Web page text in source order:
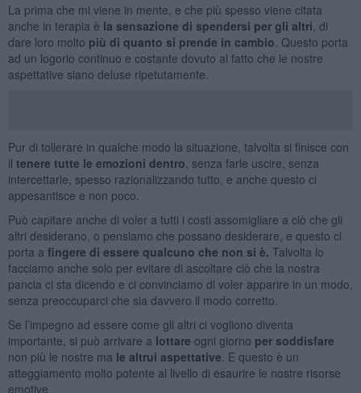
La prima che mi viene in mente, e che più spesso viene citata
anche in terapia è la sensazione di spendersi per gli altri , di
dare loro molto più di quanto si prende in cambio . Questo porta
ad un logorio continuo e costante dovuto al fatto che le nostre
aspettative siano deluse ripetutamente.
Pur di tollerare in qualche modo la situazione, talvolta si finisce con
il tenere tutte le emozioni dentro , senza farle uscire, senza
intercettarle, spesso razionalizzando tutto, e anche questo ci
appesantisce e non poco.
Può capitare anche di voler a tutti i costi assomigliare a ciò che gli
altri desiderano, o pensiamo che possano desiderare, e questo ci
porta a fingere di essere qualcuno che non si è. Talvolta lo
facciamo anche solo per evitare di ascoltare ciò che la nostra
pancia ci sta dicendo e ci convinciamo di voler apparire in un modo,
senza preoccuparci che sia davvero il modo corretto.
Se l’impegno ad essere come gli altri ci vogliono diventa
importante, si può arrivare a lottare ogni giorno per soddisfare
non più le nostre ma le altrui aspettative . E questo è un
atteggiamento molto potente al livello di esaurire le nostre risorse
emotive.